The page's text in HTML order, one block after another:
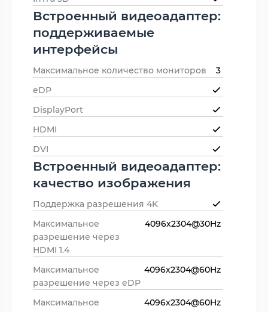
Встроенный видеоадаптер:
поддерживаемые
интерфейсы
Максимальное количество мониторов
3
eDP
DisplayPort
HDMI
DVI
Встроенный видеоадаптер:
качество изображения
Поддержка разрешения 4K
Максимальное
разрешение через
HDMI 1.4
4096x2304@30Hz
Максимальное
разрешение через eDP
4096x2304@60Hz
Максимальное
4096x2304@60Hz